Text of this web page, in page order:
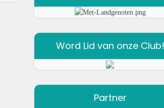
Word Lid van onze Club!
Partner